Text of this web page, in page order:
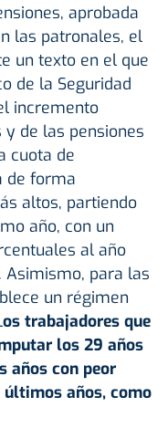
aprobada
las patronales, el
un texto en el que
de la Seguridad
incremento
de las pensiones
cuota de
de forma
altos, partiendo
año, con un
al año
para las
un régimen
os trabajadores que
los 29 años
años con peor
años, como